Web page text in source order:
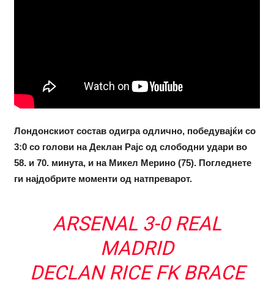
Лондонскиот состав одигра одлично, победувајќи со
3:0 со голови на Деклан Рајс од слободни удари во
58. и 70. минута, и на Микел Мерино (75). Погледнете
ги најдобрите моменти од натпреварот.
ARSENAL 3-0 REAL
MADRID
DECLAN RICE FK BRACE